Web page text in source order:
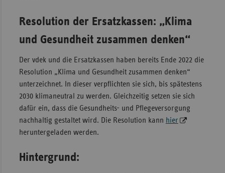
Resolution der Ersatzkassen: „Klima
und Gesundheit zusammen denken“
Der vdek und die Ersatzkassen haben bereits Ende 2022 die
Resolution „Klima und Gesundheit zusammen denken“
unterzeichnet. In dieser verpflichten sie sich, bis spätestens
2030 klimaneutral zu werden. Gleichzeitig setzen sie sich
dafür ein, dass die Gesundheits- und Pflegeversorgung
nachhaltig gestaltet wird. Die Resolution kann hier
heruntergeladen werden.
Hintergrund: